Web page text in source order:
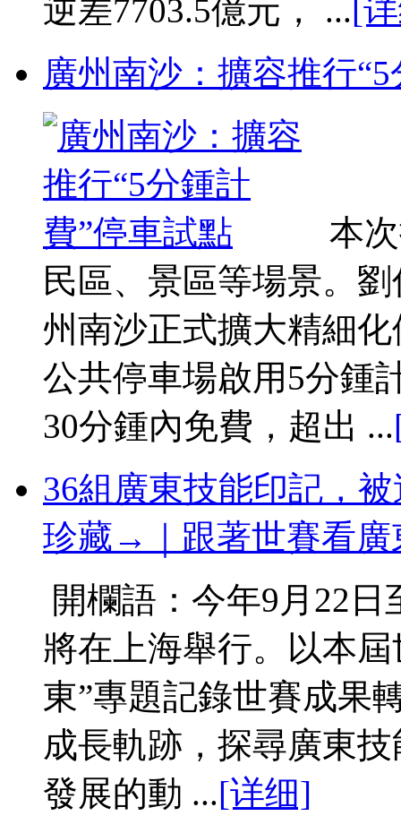
逆差7703.5億元， ... [
廣州南沙：擴容推行
本
民區、景區等場景。
州南沙正式擴大精細
公共停車場啟用5分鍾
30分鍾內免費，超出 ...
36組廣東技能印記，
珍藏→｜跟著世賽看廣
開欄語：今年9月22
將在上海舉行。以本
東”專題記錄世賽成果
成長軌跡，探尋廣東
發展的動 ...[详细]